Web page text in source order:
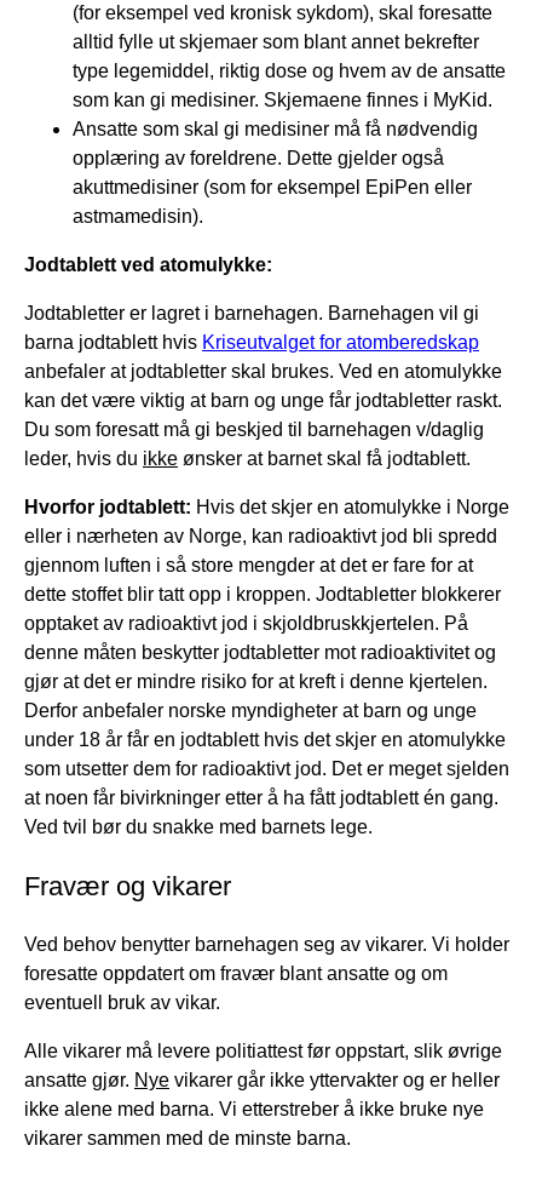
(for eksempel ved kronisk sykdom), skal foresatte
alltid fylle ut skjemaer som blant annet bekrefter
type legemiddel, riktig dose og hvem av de ansatte
som kan gi medisiner. Skjemaene finnes i MyKid.
Ansatte som skal gi medisiner må få nødvendig
opplæring av foreldrene. Dette gjelder også
akuttmedisiner (som for eksempel EpiPen eller
astmamedisin).
Jodtablett ved atomulykke:
Jodtabletter er lagret i barnehagen. Barnehagen vil gi
barna jodtablett hvis Kriseutvalget for atomberedskap
anbefaler at jodtabletter skal brukes. Ved en atomulykke
kan det være viktig at barn og unge får jodtabletter raskt.
Du som foresatt må gi beskjed til barnehagen v/daglig
leder, hvis du ikke ønsker at barnet skal få jodtablett.
Hvorfor jodtablett: Hvis det skjer en atomulykke i Norge
eller i nærheten av Norge, kan radioaktivt jod bli spredd
gjennom luften i så store mengder at det er fare for at
dette stoffet blir tatt opp i kroppen. Jodtabletter blokkerer
opptaket av radioaktivt jod i skjoldbruskkjertelen. På
denne måten beskytter jodtabletter mot radioaktivitet og
gjør at det er mindre risiko for at kreft i denne kjertelen.
Derfor anbefaler norske myndigheter at barn og unge
under 18 år får en jodtablett hvis det skjer en atomulykke
som utsetter dem for radioaktivt jod. Det er meget sjelden
at noen får bivirkninger etter å ha fått jodtablett én gang.
Ved tvil bør du snakke med barnets lege.
Fravær og vikarer
Ved behov benytter barnehagen seg av vikarer. Vi holder
foresatte oppdatert om fravær blant ansatte og om
eventuell bruk av vikar.
Alle vikarer må levere politiattest før oppstart, slik øvrige
ansatte gjør. Nye vikarer går ikke yttervakter og er heller
ikke alene med barna. Vi etterstreber å ikke bruke nye
vikarer sammen med de minste barna.